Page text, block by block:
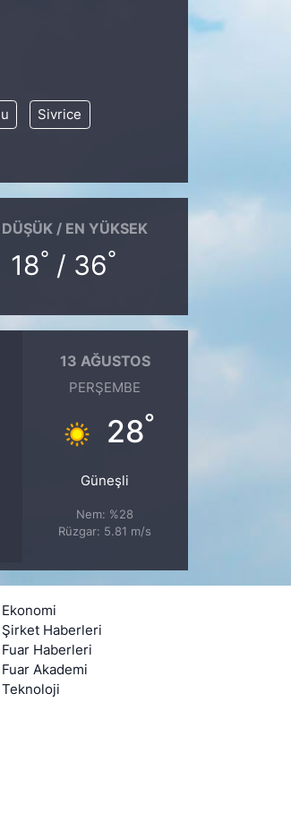
Sivrice
DÜŞÜK / EN YÜKSEK
18° / 36°
13 AĞUSTOS
PERŞEMBE
28°
Güneşli
Nem: %28
Rüzgar: 5.81 m/s
Ekonomi
Şirket Haberleri
Fuar Haberleri
Fuar Akademi
Teknoloji